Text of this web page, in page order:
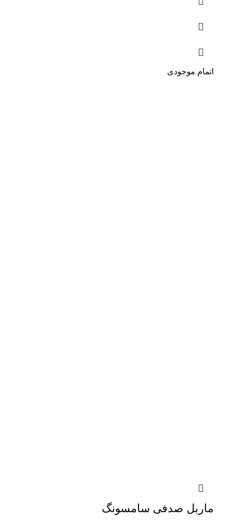
اتمام موجودی
ماربل صدفی سامسونگ